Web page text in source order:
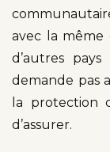
avec la même
d’autres
demande pas
la protection
d’assurer.